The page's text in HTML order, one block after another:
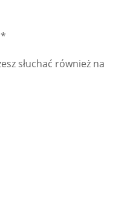
słuchać również na